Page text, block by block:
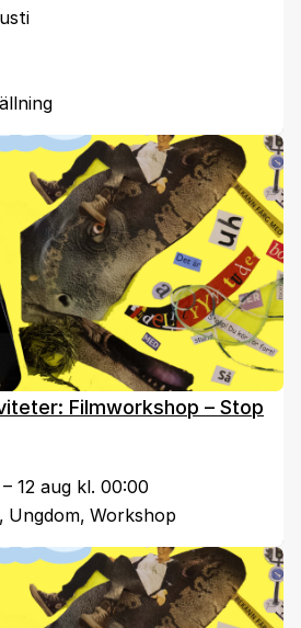
Filmworkshop – Stop
12 aug kl. 00:00
, Ungdom, Workshop